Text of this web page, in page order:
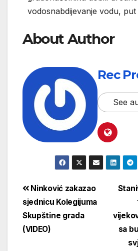
vodosnabdijevanje vodu, put
About Author
Rec
See
sa
Ninković zakazao
sjednicu Kolegijuma
Skupštine grada
(VIDEO)